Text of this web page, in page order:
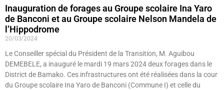
Inauguration de forages au Groupe scolaire Ina Yaro
de Banconi et au Groupe scolaire Nelson Mandela de
l’Hippodrome
20/03/2024
Le Conseiller spécial du Président de la Transition, M. Aguibou
DEMEBELE, a inauguré le mardi 19 mars 2024 deux forages dans le
District de Bamako. Ces infrastructures ont été réalisées dans la cour
du Groupe scolaire Ina Yaro de Banconi (Commune I) et celle du